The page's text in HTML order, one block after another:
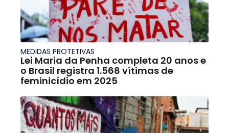
MEDIDAS PROTETIVAS
Lei Maria da Penha completa 20 anos e
o Brasil registra 1.568 vítimas de
feminicídio em 2025